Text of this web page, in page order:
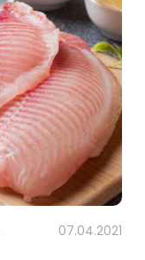
07.04.2021